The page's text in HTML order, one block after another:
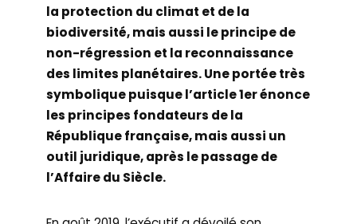
la protection du climat et de la
biodiversité, mais aussi le principe de
non-régression et la reconnaissance
des limites planétaires. Une portée très
symbolique puisque l’article 1er énonce
les principes fondateurs de la
République française, mais aussi un
outil juridique, après le passage de
l’Affaire du Siècle.